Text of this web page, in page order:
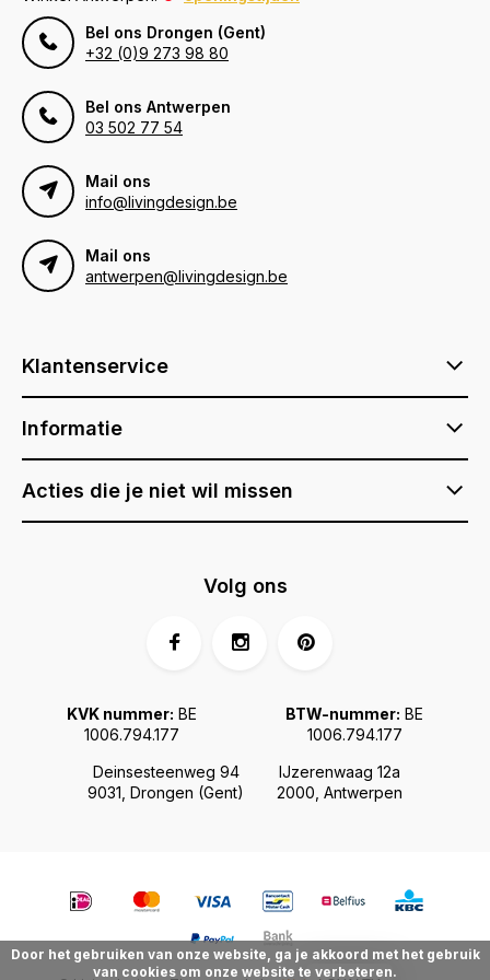
Bel ons Drongen (Gent)
+32 (0)9 273 98 80
Bel ons Antwerpen
03 502 77 54
Mail ons
info@livingdesign.be
Mail ons
antwerpen@livingdesign.be
Klantenservice
Informatie
Acties die je niet wil missen
Deinsesteenweg 94
9031, Drongen (Gent)
IJzerenwaag 12a
2000, Antwerpen
KVK nummer: BE
1006.794.177
BTW-nummer: BE
1006.794.177
Volg ons
Door het gebruiken van onze website, ga je akkoord met het gebruik
van cookies om onze website te verbeteren.